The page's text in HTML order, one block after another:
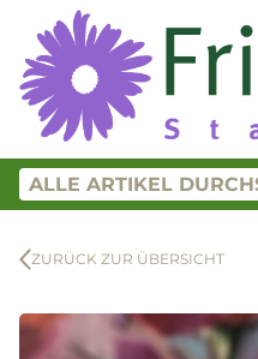
ZURÜCK ZUR ÜBERSICHT